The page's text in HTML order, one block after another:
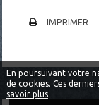
En poursuivant votre
de cookies. Ces
savoir plus.
IMPRIMER